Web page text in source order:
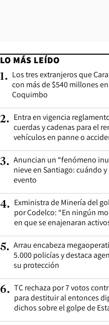
LO MÁS LEÍDO
1. Los tres extranjeros que
con más de $540 millones
Coquimbo
2. Entra en vigencia
cuerdas y cadenas para el
vehículos en panne o
3. Anuncian un “fenómeno
nieve en Santiago: cuándo
evento
4. Exministra de Minería del
por Codelco: “En ningún
en que se enajenaran
5. Arrau encabeza
5.000 policías y destaca
su protección
6. TC rechaza por 7 votos
para destituir al entonces
dichos sobre el golpe de